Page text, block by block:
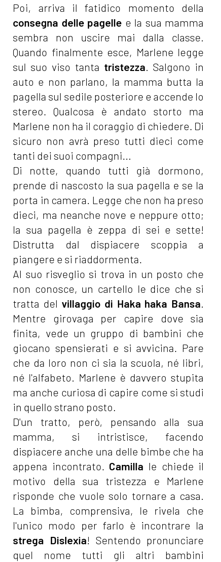
Poi, arriva il fatidico momento della
consegna delle pagelle e la sua mamma
sembra non uscire mai dalla classe.
Quando finalmente esce, Marlene legge
sul suo viso tanta tristezza. Salgono in
auto e non parlano, la mamma butta la
pagella sul sedile posteriore e accende lo
stereo. Qualcosa è andato storto ma
Marlene non ha il coraggio di chiedere. Di
sicuro non avrà preso tutti dieci come
tanti dei suoi compagni...
Di notte, quando tutti già dormono,
prende di nascosto la sua pagella e se la
porta in camera. Legge che non ha preso
dieci, ma neanche nove e neppure otto;
la sua pagella è zeppa di sei e sette!
Distrutta dal dispiacere scoppia a
piangere e si riaddormenta.
Al suo risveglio si trova in un posto che
non conosce, un cartello le dice che si
tratta del villaggio di Haka haka Bansa.
Mentre girovaga per capire dove sia
finita, vede un gruppo di bambini che
giocano spensierati e si avvicina. Pare
che da loro non ci sia la scuola, né libri,
né l'alfabeto. Marlene è davvero stupita
ma anche curiosa di capire come si studi
in quello strano posto.
D'un tratto, però, pensando alla sua
mamma, si intristisce, facendo
dispiacere anche una delle bimbe che ha
appena incontrato. Camilla le chiede il
motivo della sua tristezza e Marlene
risponde che vuole solo tornare a casa.
La bimba, comprensiva, le rivela che
l'unico modo per farlo è incontrare la
strega Dislexia! Sentendo pronunciare
quel nome tutti gli altri bambini